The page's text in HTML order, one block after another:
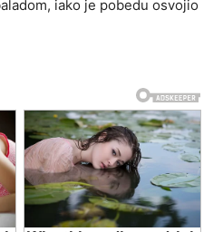
iako je pobedu osvojio